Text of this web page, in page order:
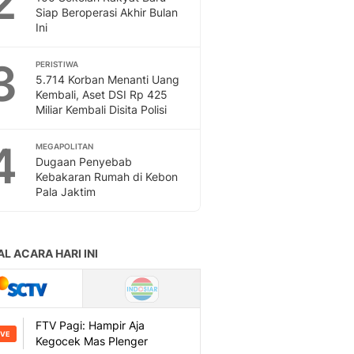
Siap Beroperasi Akhir Bulan
Ini
PERISTIWA
5.714 Korban Menanti Uang
Kembali, Aset DSI Rp 425
Miliar Kembali Disita Polisi
MEGAPOLITAN
Dugaan Penyebab
Kebakaran Rumah di Kebon
Pala Jaktim